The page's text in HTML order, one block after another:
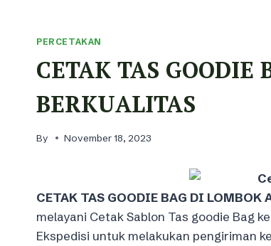
PERCETAKAN
CETAK TAS GOODIE
BERKUALITAS
By November 18, 2023
CETAK TAS GOODIE BAG DI LOMBOK
melayani Cetak Sablon Tas goodie Bag
Ekspedisi untuk melakukan pengiriman